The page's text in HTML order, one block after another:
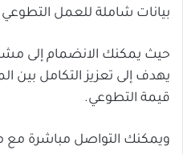
بيانات شاملة للعمل
حيث يمكنك الانضمام إلى
يهدف إلى تعزيز التكامل
قيمة التطوعي.
ويمكنك التواصل مباشرة مع